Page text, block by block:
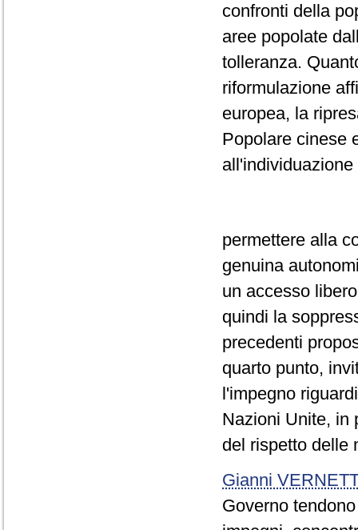
confronti della
aree popolate
tolleranza.
riformulazione
europea, la
Popolare cinese
permettere alla
genuina
un accesso
quindi la
precedenti
quarto punto,
l'impegno
Nazioni Unite, in
del rispetto delle
Gianni
Governo